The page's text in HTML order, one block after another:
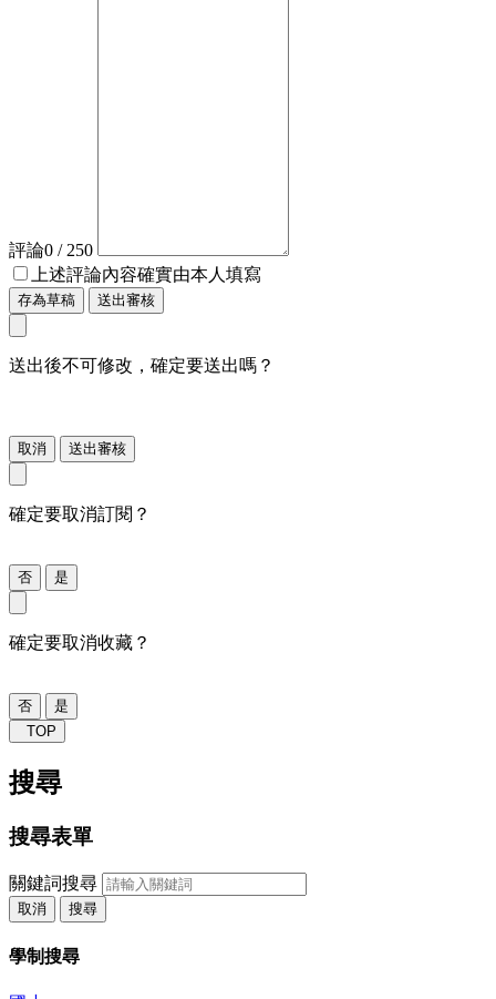
評論0 / 250
上述評論內容確實由本人填寫
存為草稿 送出審核
送出後不可修改，確定要送出嗎？
取消 送出審核
確定要取消訂閱？
否 是
確定要取消收藏？
否
是
TOP
搜尋
搜尋表單
關鍵詞搜尋
取消 搜尋
學制搜尋